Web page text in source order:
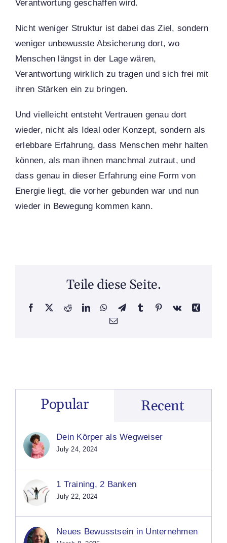
Verantwortung geschaffen wird.
Nicht weniger Struktur ist dabei das Ziel, sondern
weniger unbewusste Absicherung dort, wo
Menschen längst in der Lage wären,
Verantwortung wirklich zu tragen und sich frei mit
ihren Stärken ein zu bringen.
Und vielleicht entsteht Vertrauen genau dort
wieder, nicht als Ideal oder Konzept, sondern als
erlebbare Erfahrung, dass Menschen mehr halten
können, als man ihnen manchmal zutraut, und
dass genau in dieser Erfahrung eine Form von
Energie liegt, die vorher gebunden war und nun
wieder in Bewegung kommen kann.
Teile diese Seite.
Facebook RedditLinkedInWhatsApp
TelegramTumblr Pinterest
Vk
Xing
Email
Popular Recent
Dein Körper als Wegweiser
July 24, 2024
1 Training, 2 Banken
July 22, 2024
Neues Bewusstsein in Unternehmen